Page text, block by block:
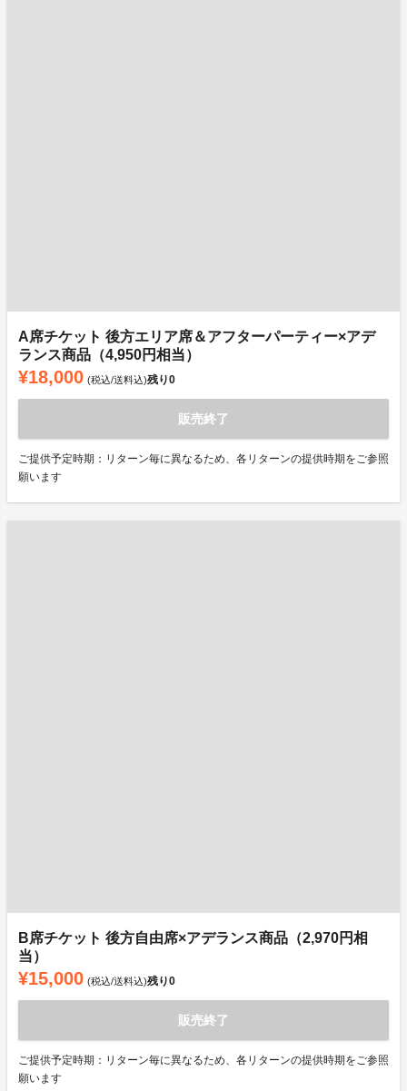
A席チケット 後方エリア席＆アフターパーティー×アデ
ランス商品（4,950円相当）
¥18,000 (税込/送料込)残り0
販売終了
ご提供予定時期：リターン毎に異なるため、各リターンの提供時期をご参照
願います
B席チケット 後方自由席×アデランス商品（2,970円相
当）
¥15,000 (税込/送料込)残り0
販売終了
ご提供予定時期：リターン毎に異なるため、各リターンの提供時期をご参照
願います